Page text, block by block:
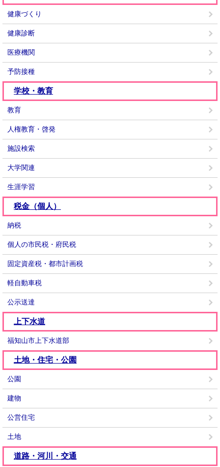
健康づくり
健康診断
医療機関
予防接種
学校・教育
教育
人権教育・啓発
施設検索
大学関連
生涯学習
税金（個人）
納税
個人の市民税・府民税
固定資産税・都市計画税
軽自動車税
公示送達
上下水道
福知山市上下水道部
土地・住宅・公園
公園
建物
公営住宅
土地
道路・河川・交通